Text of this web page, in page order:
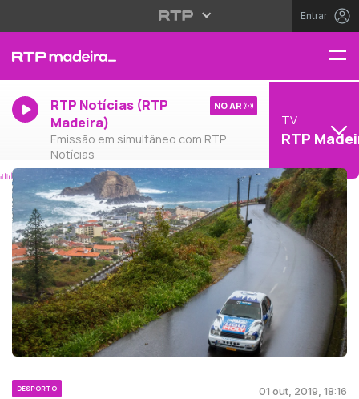
Entrar
RTP Notícias (RTP
Madeira)
Emissão em simultâneo com RTP
Notícias
NO AR
TV
RTP
DESPORTO 01 out, 2019, 18:16